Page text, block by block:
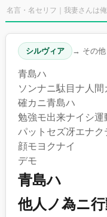
名言・名セリフ｜我妻さんは
シルヴィア → その他
青島ハ
ソンナニ駄目ナ人間
確カニ青島ハ
勉強モ出来ナイシ
パットセズ冴エナク
顔モヨクナイ
デモ
青島ハ
他人ノ為ニ